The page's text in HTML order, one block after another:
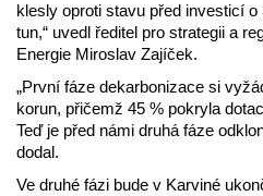
klesly oproti stavu před investicí
tun,“ uvedl ředitel pro strategii a
Energie Miroslav Zajíček.
„První fáze dekarbonizace si
korun, přičemž 45 % pokryla
Teď je před námi druhá fáze
dodal.
Ve druhé fázi bude v Karviné